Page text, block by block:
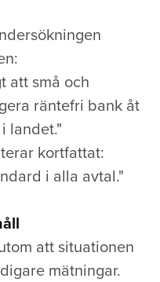
att små och
räntefri bank åt
landet."
kortfattat:
i alla avtal."
att situationen
mätningar.